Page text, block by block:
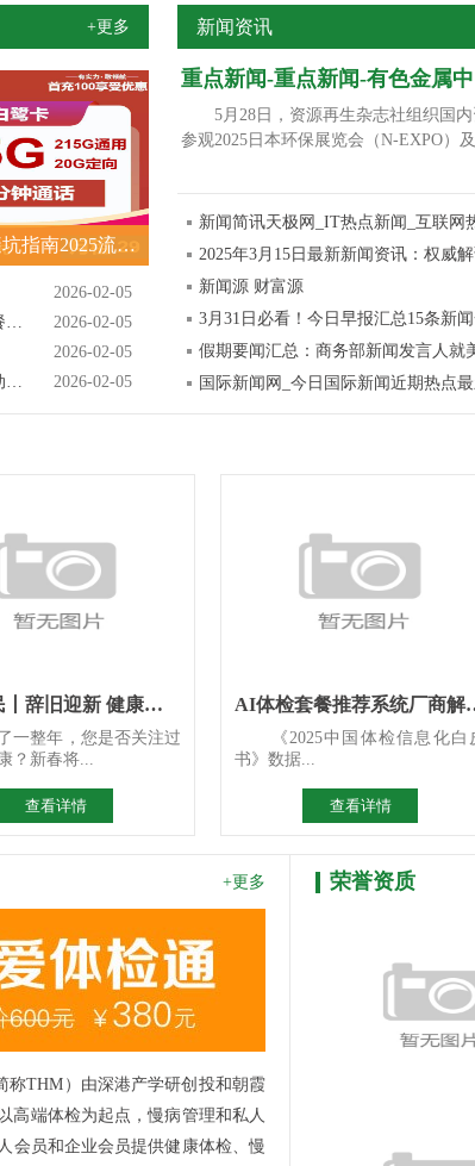
+更多
便宜流量卡避坑指南2025流量卡推荐榜单
2026-02-05
正规旅行社详解北京学生游四日游跟团纯玩寒假套餐报价及优惠攻略
2026-02-05
2026-02-05
知音故里过大年！武汉蔡甸2026年新春文旅消费活动开启
2026-02-05
新闻资讯
重点新闻-重点新闻-有色金属
5月28日，资源再生杂志社组织国内
参观2025日本环保展览会（N-EXPO
新闻简讯天极网_IT热点新闻_互联网
2025年3月15日最新新闻资讯：权威
新闻源 财富源
3月31日必看！今日早报汇总15条新
假期要闻汇总：商务部新闻发言人就
国际新闻网_今日国际新闻近期热点
便民惠民丨辞旧迎新 健康先行 区人民医院2026年新春惠民体
整年，您是否关注过
？新春将...
查看详情
AI体检套餐推荐系
《2025中国体检信息化白
书》数据...
查看详情
+更多
称THM）由深港产学研创投和朝霞
高端体检为起点，慢病管理和私人
会员和企业会员提供健康体检、慢
荣誉资质